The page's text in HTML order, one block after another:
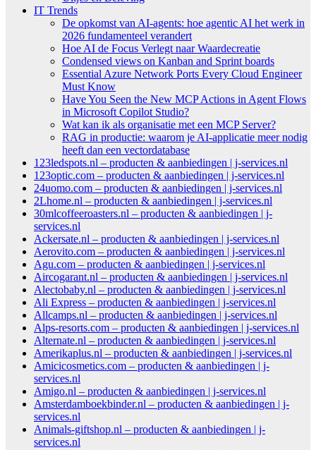
IT Trends
De opkomst van AI-agents: hoe agentic AI het werk in
2026 fundamenteel verandert
Hoe AI de Focus Verlegt naar Waardecreatie
Condensed views on Kanban and Sprint boards
Essential Azure Network Ports Every Cloud Engineer
Must Know
Have You Seen the New MCP Actions in Agent Flows
in Microsoft Copilot Studio?
Wat kan ik als organisatie met een MCP Server?
RAG in productie: waarom je AI-applicatie meer nodig
heeft dan een vectordatabase
123ledspots.nl – producten & aanbiedingen | j-services.nl
123optic.com – producten & aanbiedingen | j-services.nl
24uomo.com – producten & aanbiedingen | j-services.nl
2Lhome.nl – producten & aanbiedingen | j-services.nl
30mlcoffeeroasters.nl – producten & aanbiedingen | j-
services.nl
Ackersate.nl – producten & aanbiedingen | j-services.nl
Aerovito.com – producten & aanbiedingen | j-services.nl
Agu.com – producten & aanbiedingen | j-services.nl
Aircogarant.nl – producten & aanbiedingen | j-services.nl
Alectobaby.nl – producten & aanbiedingen | j-services.nl
Ali Express – producten & aanbiedingen | j-services.nl
Allcamps.nl – producten & aanbiedingen | j-services.nl
Alps-resorts.com – producten & aanbiedingen | j-services.nl
Alternate.nl – producten & aanbiedingen | j-services.nl
Amerikaplus.nl – producten & aanbiedingen | j-services.nl
Amicicosmetics.com – producten & aanbiedingen | j-
services.nl
Amigo.nl – producten & aanbiedingen | j-services.nl
Amsterdamboekbinder.nl – producten & aanbiedingen | j-
services.nl
Animals-giftshop.nl – producten & aanbiedingen | j-
services.nl